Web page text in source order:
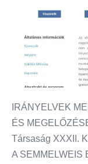
IRÁNYELVEK
ÉS
Társaság XXXII.
A SEMMELWEIS